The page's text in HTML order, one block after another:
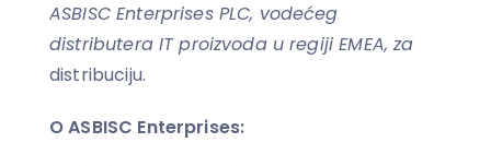
ASBISC Enterprises PLC, vodećeg
distributera IT proizvoda u regiji EMEA, za
distribuciju.
O ASBISC Enterprises: